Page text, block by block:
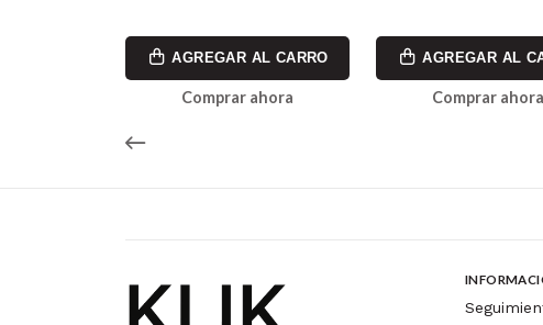
AGREGAR AL CARRO
Comprar ahora
AGREGAR AL
Comprar ahora